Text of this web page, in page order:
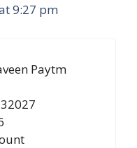
9:27 pm
Paytm